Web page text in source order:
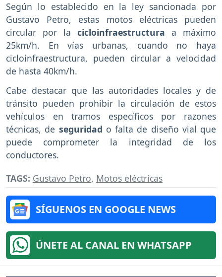
Según lo establecido en la ley sancionada por
Gustavo Petro, estas motos eléctricas pueden
circular por la cicloinfraestructura a máximo
25km/h. En vías urbanas, cuando no haya
cicloinfraestructura, pueden circular a velocidad
de hasta 40km/h.
Cabe destacar que las autoridades locales y de
tránsito pueden prohibir la circulación de estos
vehículos en tramos específicos por razones
técnicas, de seguridad o falta de diseño vial que
puede comprometer la integridad de los
conductores.
TAGS: Gustavo Petro, Motos eléctricas
SÍGUENOS EN GOOGLE NEWS
ÚNETE AL CANAL EN WHATSAPP